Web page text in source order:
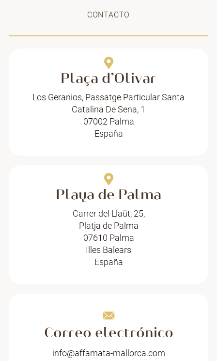
CONTACTO
Plaça d’Olivar
Los Geranios, Passatge Particular Santa
Catalina De Sena, 1
07002 Palma
España
Playa de Palma
Carrer del Llaüt, 25,
Platja de Palma
07610 Palma
Illes Balears
España
Correo electrónico
info@affamata-mallorca.com